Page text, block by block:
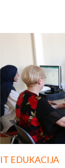
IT EDUKACIJA